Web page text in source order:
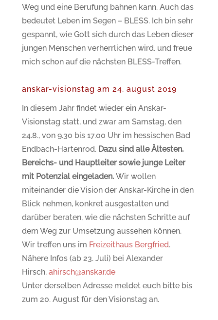
Weg und eine Berufung bahnen kann. Auch das
bedeutet Leben im Segen – BLESS. Ich bin sehr
gespannt, wie Gott sich durch das Leben dieser
jungen Menschen verherrlichen wird, und freue
mich schon auf die nächsten BLESS-Treffen.
anskar-visionstag am 24. august 2019
In diesem Jahr findet wieder ein Anskar-
Visionstag statt, und zwar am Samstag, den
24.8., von 9.30 bis 17.00 Uhr im hessischen Bad
Endbach-Hartenrod. Dazu sind alle Ältesten,
Bereichs- und Hauptleiter sowie junge Leiter
mit Potenzial eingeladen. Wir wollen
miteinander die Vision der Anskar-Kirche in den
Blick nehmen, konkret ausgestalten und
darüber beraten, wie die nächsten Schritte auf
dem Weg zur Umsetzung aussehen können.
Wir treffen uns im Freizeithaus Bergfried.
Nähere Infos (ab 23. Juli) bei Alexander
Hirsch, ahirsch@anskar.de
Unter derselben Adresse meldet euch bitte bis
zum 20. August für den Visionstag an.